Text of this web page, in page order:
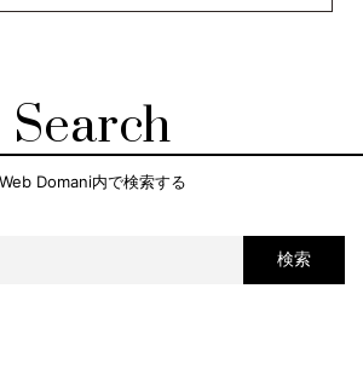
Search
Web Domani内で検索する
検索